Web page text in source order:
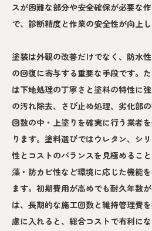
スが困難な部分や安全確保が必要な
で、診断精度と作業の安全性が向上し
塗装は外観の改善だけでなく、防水
の回復に寄与する重要な手段です。
は下地処理の丁寧さと塗料の特性に
の汚れ除去、さび止め処理、劣化部
回数の中・上塗りを確実に行う業者
ります。塗料選びではウレタン、シ
性とコストのバランスを見極めるこ
藻・防カビ性など環境に応じた機能
ます。初期費用が高めでも耐久年数
は、長期的な施工回数と維持管理費
慮に入れると、総合コストで有利に